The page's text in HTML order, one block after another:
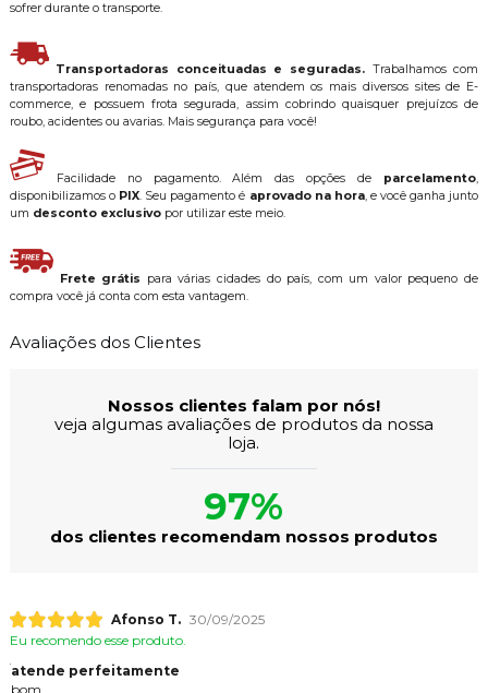
sofrer durante o transporte.
Transportadoras conceituadas e seguradas. Trabalhamos com
transportadoras renomadas no país, que atendem os mais diversos sites de E-
commerce, e possuem frota segurada, assim cobrindo quaisquer prejuízos de
roubo, acidentes ou avarias. Mais segurança para você!
Facilidade no pagamento. Além das opções de parcelamento
disponibilizamos o PIX . Seu pagamento é aprovado na hora, e você ganha junto
um desconto exclusivopor utilizar este meio.
Frete grátis para várias cidades do país, com um valor pequeno de
compra você já conta com esta vantagem.
Avaliações dos Clientes
Nossos clientes falam por nós!
veja algumas avaliações de produtos da nossa
loja.
97%
dos clientes recomendam nossos produtos
Afonso T. 30/09/2025
Eu recomendo esse produto.
atende perfeitamente
bom